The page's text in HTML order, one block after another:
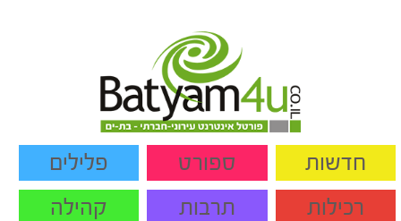
חדשות ספורט
פלילים
רכילות
תרבות
קהילה